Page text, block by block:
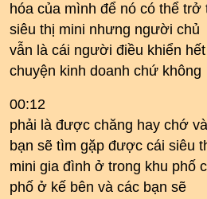
hóa của mình để nó có thể trở
siêu thị mini nhưng người chủ
vẫn là cái người điều khiển
chuyện kinh doanh chứ không
00:12
phải là được chăng hay chớ
bạn sẽ tìm gặp được cái siêu
mini gia đình ở trong khu phố
phố ở kế bên và các bạn sẽ